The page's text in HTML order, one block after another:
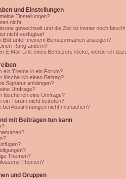
und Einstellungen
Einstellungen?
nicht!
gewechselt und die Zeit ist immer noch falsch!
nicht verfügbar!
Bild unter meinem Benutzernamen anzeigen?
Rang ändern?
E-Mail-Link eines Benutzers klicke, werde ich
ein Thema in ein Forum?
lösche ich einen Beitrag?
Signatur anhängen?
Umfrage?
lösche ich eine Umfrage?
ein Forum nicht betreten?
bei Abstimmungen nicht mitmachen?
mit Beiträgen tun kann
Themen?
Themen?
und Gruppen